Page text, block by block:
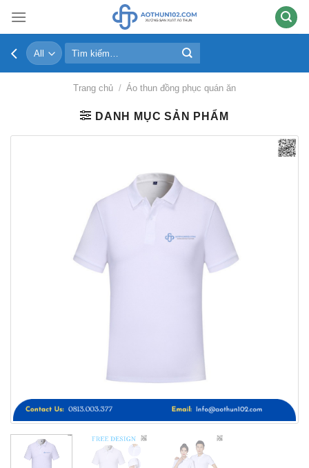
content
Tìm
kiếm:
Trang chủ / Áo thun đồng phục quán ăn
DANH MỤC SẢN PHẨM